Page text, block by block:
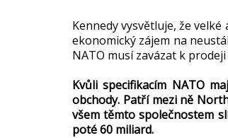
Kennedy vysvětluje, že
ekonomický zájem na
NATO musí zavázat k
Kvůli specifikacím NATO
obchody. Patří mezi ně
všem těmto společnostem
poté 60 miliard.